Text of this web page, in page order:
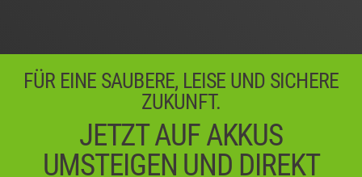
FÜR EINE SAUBERE, LEISE UND SICHERE
ZUKUNFT.
JETZT AUF AKKUS
UMSTEIGEN UND DIREKT